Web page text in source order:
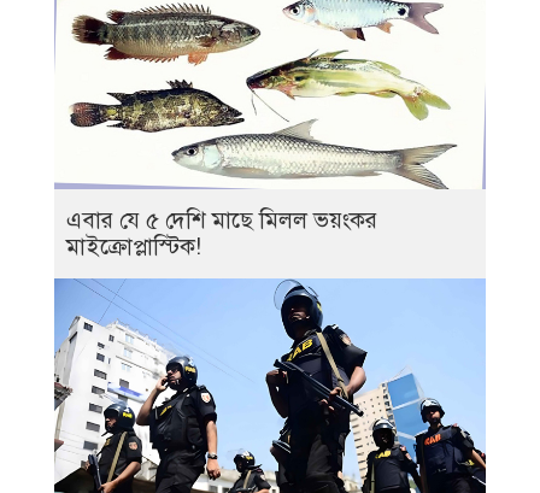
এবার যে ৫ দেশি মাছে মিলল ভয়ংকর
মাইক্রোপ্লাস্টিক!